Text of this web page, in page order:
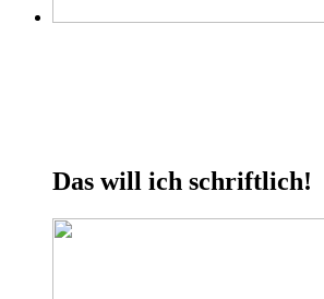
Das will ich schriftlich!